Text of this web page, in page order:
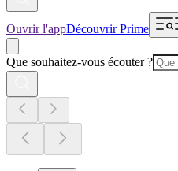
Ouvrir l'appDécouvrir Prime
Que souhaitez-vous écouter ?